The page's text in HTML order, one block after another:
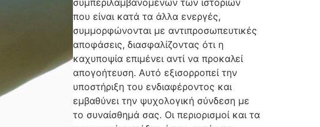
συμπεριλαμβανομένων των ιστοριών
που είναι κατά τα άλλα ενεργές,
συμμορφώνονται με αντιπροσωπευτικές
αποφάσεις, διασφαλίζοντας ότι η
καχυποψία επιμένει αντί να προκαλεί
απογοήτευση. Αυτό εξισορροπεί την
υποστήριξη του ενδιαφέροντος και
εμβαθύνει την ψυχολογική σύνδεση με
το συναίσθημά σας. Οι περιορισμοί και τα